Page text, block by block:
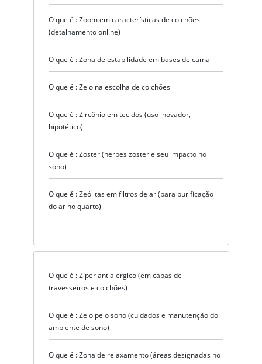
O que é : Zoom em características de colchões
(detalhamento online)
O que é : Zona de estabilidade em bases de cama
O que é : Zelo na escolha de colchões
O que é : Zircônio em tecidos (uso inovador,
hipotético)
O que é : Zoster (herpes zoster e seu impacto no
sono)
O que é : Zeólitas em filtros de ar (para purificação
do ar no quarto)
O que é : Zíper antialérgico (em capas de
travesseiros e colchões)
O que é : Zelo pelo sono (cuidados e manutenção do
ambiente de sono)
O que é : Zona de relaxamento (áreas designadas no